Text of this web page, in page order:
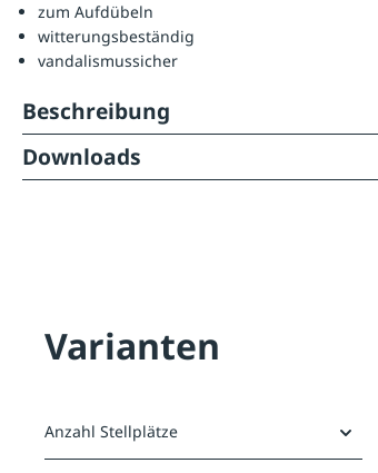
zum Aufdübeln
witterungsbeständig
vandalismussicher
Beschreibung
Downloads
Varianten
Anzahl Stellplätze